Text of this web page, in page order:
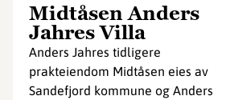
Midtåsen Anders
Jahres Villa
Anders Jahres tidligere
prakteiendom Midtåsen eies av
Sandefjord kommune og Anders